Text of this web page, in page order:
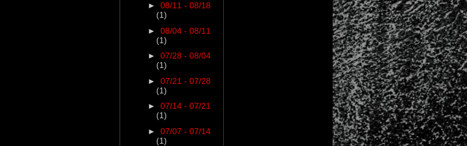
► 08/11 - 08/18
(1)
► 08/04 - 08/11
(1)
► 07/28 - 08/04
(1)
► 07/21 - 07/28
(1)
► 07/14 - 07/21
(1)
► 07/07 - 07/14
(1)